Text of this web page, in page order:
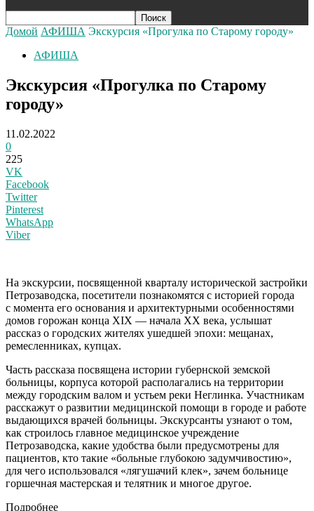
Домой АФИША Экскурсия «Прогулка по Старому городу»
АФИША
Экскурсия «Прогулка по Старому
городу»
11.02.2022
0
225
VK
Facebook
Twitter
Pinterest
WhatsApp
Viber
На экскурсии, посвященной кварталу исторической застройки
Петрозаводска, посетители познакомятся с историей города
с момента его основания и архитектурными особенностями
домов горожан конца XIX — начала XX века, услышат
рассказ о городских жителях ушедшей эпохи: мещанах,
ремесленниках, купцах.
Часть рассказа посвящена истории губернской земской
больницы, корпуса которой располагались на территории
между городским валом и устьем реки Неглинка. Участникам
расскажут о развитии медицинской помощи в городе и работе
выдающихся врачей больницы. Экскурсанты узнают о том,
как строилось главное медицинское учреждение
Петрозаводска, какие удобства были предусмотрены для
пациентов, кто такие «больные глубокою задумчивостию»,
для чего использовался «лягушачий клек», зачем больнице
горшечная мастерская и телятник и многое другое.
Подробнее